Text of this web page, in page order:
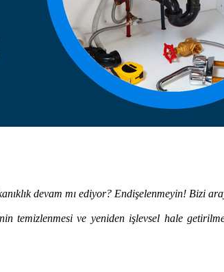
devam mı ediyor? Endişelenmeyin!
temizlenmesi ve yeniden işlevsel hale